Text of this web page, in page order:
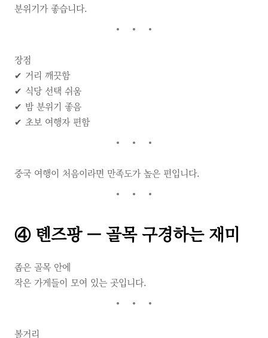
분위기가 좋습니다.
장점
✔ 거리 깨끗함
✔ 식당 선택 쉬움
✔ 밤 분위기 좋음
✔ 초보 여행자 편함
중국 여행이 처음이라면 만족도가 높은 편입니다.
④ 톈즈팡 — 골목 구경하는 재미
좁은 골목 안에
작은 가게들이 모여 있는 곳입니다.
볼거리